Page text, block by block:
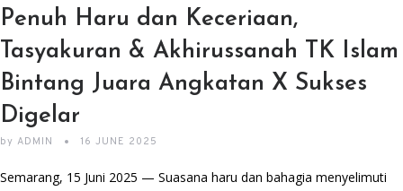
Penuh Haru dan Keceriaan,
Tasyakuran & Akhirussanah TK Islam
Bintang Juara Angkatan X Sukses
Digelar
by ADMIN 16 JUNE 2025
Semarang, 15 Juni 2025 — Suasana haru dan bahagia menyelimuti